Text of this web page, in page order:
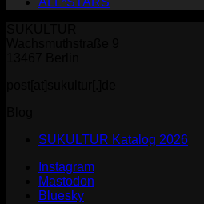
SUKULTUR Katalog 2026
Instagram
Mastodon
Bluesky